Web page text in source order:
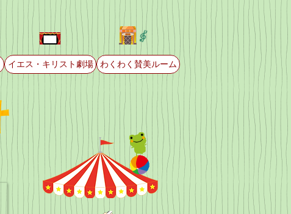
イエス・キリスト劇場 わくわく賛美ルーム